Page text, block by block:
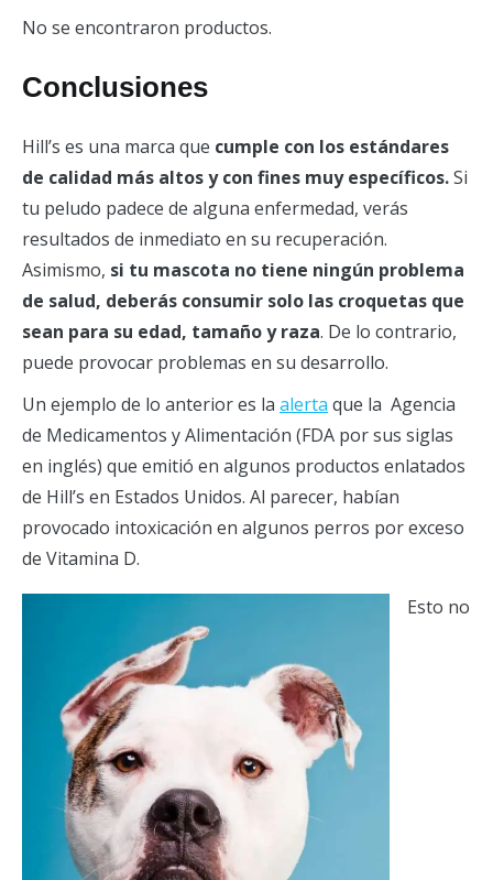
No se encontraron productos.
Conclusiones
Hill’s es una marca que cumple con los estándares
de calidad más altos y con fines muy específicos.Si
tu peludo padece de alguna enfermedad, verás
resultados de inmediato en su recuperación.
Asimismo, si tu mascota no tiene ningún problema
de salud, deberás consumir solo las croquetas que
sean para su edad, tamaño y raza. De lo contrario,
puede provocar problemas en su desarrollo.
Un ejemplo de lo anterior es la alerta que la Agencia
de Medicamentos y Alimentación (FDA por sus siglas
en inglés) que emitió en algunos productos enlatados
de Hill’s en Estados Unidos. Al parecer, habían
provocado intoxicación en algunos perros por exceso
de Vitamina D.
Esto no